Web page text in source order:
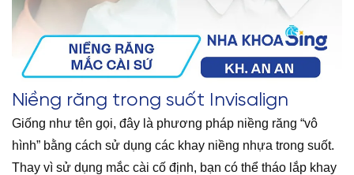
Niềng răng trong suốt Invisalign
Giống như tên gọi, đây là phương pháp niềng răng “vô
hình” bằng cách sử dụng các khay niềng nhựa trong suốt.
Thay vì sử dụng mắc cài cố định, bạn có thể tháo lắp khay